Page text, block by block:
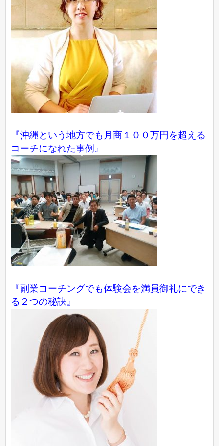
『沖縄という地方でも月商１００万円を超える
コーチになれた事例』
『副業コーチングでも体験会を満員御礼にでき
る２つの秘訣』